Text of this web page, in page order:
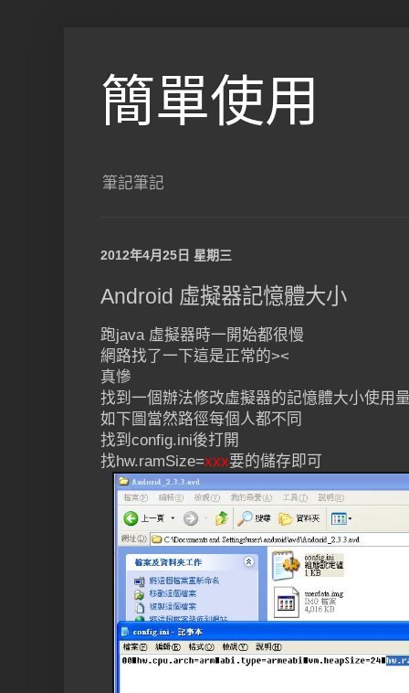
簡單使用
筆記筆記
2012年4月25日 星期三
Android 虛擬器記憶體大小
跑java 虛擬器時一開始都很慢
網路找了一下這是正常的><
真慘
找到一個辦法修改虛擬器的記憶體大小使用
如下圖當然路徑每個人都不同
找到config.ini後打開
找hw.ramSize=xxx要的儲存即可